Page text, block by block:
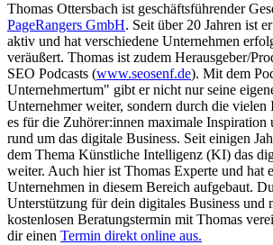
Thomas Ottersbach ist geschäftsführender
PageRangers GmbH. Seit über 20 Jahren ist
aktiv und hat verschiedene Unternehmen
veräußert. Thomas ist zudem Herausgeber/
SEO Podcasts (www.seosenf.de). Mit dem
Unternehmertum" gibt er nicht nur seine
Unternehmer weiter, sondern durch die
es für die Zuhörer:innen maximale Inspiration
rund um das digitale Business. Seit einigen
dem Thema Künstliche Intelligenz (KI) das
weiter. Auch hier ist Thomas Experte und hat
Unternehmen in diesem Bereich aufgebaut.
Unterstützung für dein digitales Business und
kostenlosen Beratungstermin mit Thomas
dir einen Termin direkt online aus.